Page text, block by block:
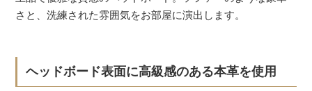
さと、洗練された雰囲気をお部屋に演出します。
ヘッドボード表面に高級感のある本革を使用